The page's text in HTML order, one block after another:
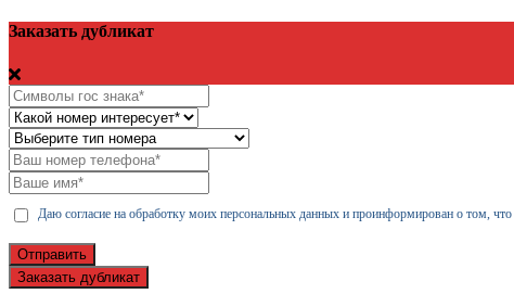
Заказать дубликат
Даю согласие на обработку моих персональных данных и проинформирован о том, что
Отправить
Заказать дубликат